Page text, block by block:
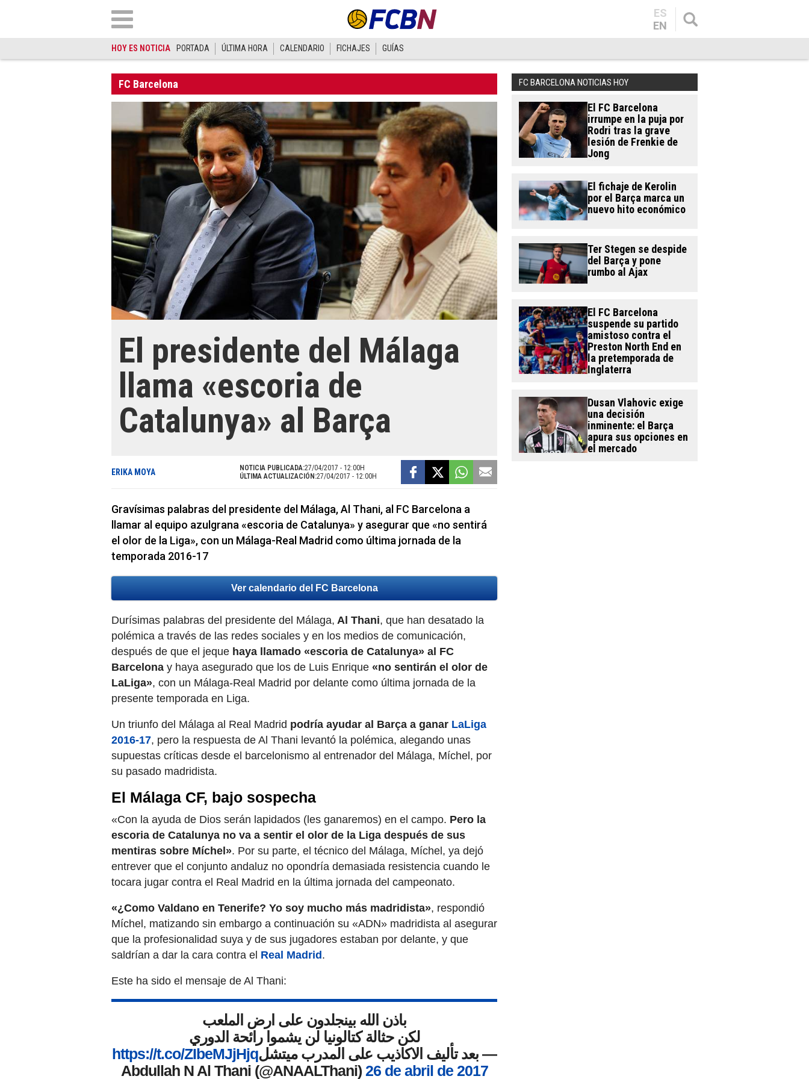
ES
EN
HOY ES NOTICIA PORTADA ÚLTIMA HORA CALENDARIO FICHAJES GUÍAS
FC Barcelona
El presidente del Málaga
llama «escoria de
Catalunya» al Barça
ERIKA MOYA NOTICIA PUBLICADA:27/04/2017 - 12:00H
ÚLTIMA ACTUALIZACIÓN:27/04/2017 - 12:00H
Gravísimas palabras del presidente del Málaga, Al Thani, al FC Barcelona a
llamar al equipo azulgrana «escoria de Catalunya» y asegurar que «no sentirá
el olor de la Liga», con un Málaga-Real Madrid como última jornada de la
temporada 2016-17
Ver calendario del FC Barcelona
Durísimas palabras del presidente del Málaga, Al Thani, que han desatado la
polémica a través de las redes sociales y en los medios de comunicación,
después de que el jeque haya llamado «escoria de Catalunya» al FC
Barcelona y haya asegurado que los de Luis Enrique «no sentirán el olor de
LaLiga», con un Málaga-Real Madrid por delante como última jornada de la
presente temporada en Liga.
Un triunfo del Málaga al Real Madrid podría ayudar al Barça a ganar LaLiga
2016-17, pero la respuesta de Al Thani levantó la polémica, alegando unas
supuestas críticas desde el barcelonismo al entrenador del Málaga, Míchel, por
su pasado madridista.
El Málaga CF, bajo sospecha
«Con la ayuda de Dios serán lapidados (les ganaremos) en el campo. Pero la
escoria de Catalunya no va a sentir el olor de la Liga después de sus
mentiras sobre Míchel». Por su parte, el técnico del Málaga, Míchel, ya dejó
entrever que el conjunto andaluz no opondría demasiada resistencia cuando le
tocara jugar contra el Real Madrid en la última jornada del campeonato.
«¿Como Valdano en Tenerife? Yo soy mucho más madridista», respondió
Míchel, matizando sin embargo a continuación su «ADN» madridista al asegurar
que la profesionalidad suya y de sus jugadores estaban por delante, y que
saldrían a dar la cara contra el Real Madrid .
Este ha sido el mensaje de Al Thani:
باذن الله بينجلدون على ارض الملعب
لكن حثالة كتالونيا لن يشموا رائحة الدوري
بعد تأليف الاكاذيب على المدرب ميتشلhttps://t.co/ZIbeMJjHjq
—
Abdullah N Al Thani (@ANAALThani) 26 de abril de 2017
FC BARCELONA NOTICIAS HOY
El FC Barcelona
irrumpe en la puja por
Rodri tras la grave
lesión de Frenkie de
Jong
El fichaje de Kerolin
por el Barça marca un
nuevo hito económico
Ter Stegen se despide
del Barça y pone
rumbo al Ajax
El FC Barcelona
suspende su partido
amistoso contra el
Preston North End en
la pretemporada de
Inglaterra
Dusan Vlahovic exige
una decisión
inminente: el Barça
apura sus opciones en
el mercado